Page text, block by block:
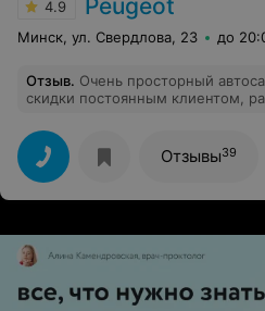
4.9 Peugeot
Минск, ул. Свердлова, 23 до
Отзыв. Очень просторный
скидки постоянным клиентом,
Отзывы39